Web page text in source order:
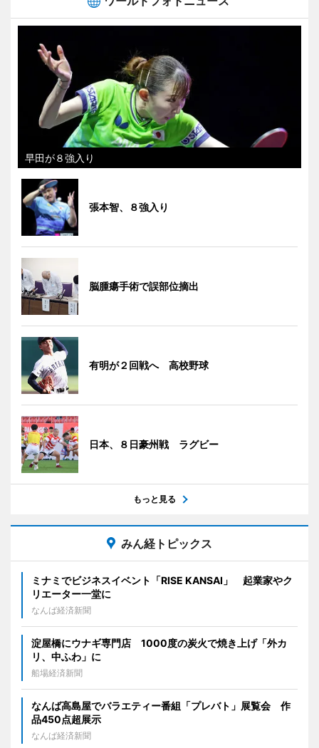
早田が８強入り
張本智、８強入り
脳腫瘍手術で誤部位摘出
有明が２回戦へ 高校野球
日本、８日豪州戦 ラグビー
もっと見る
みん経トピックス
ミナミでビジネスイベント「RISE KANSAI」 起業家やク
リエーター一堂に
なんば経済新聞
淀屋橋にウナギ専門店 1000度の炭火で焼き上げ「外カ
リ、中ふわ」に
船場経済新聞
なんば高島屋でバラエティー番組「プレバト」展覧会 作
品450点超展示
なんば経済新聞